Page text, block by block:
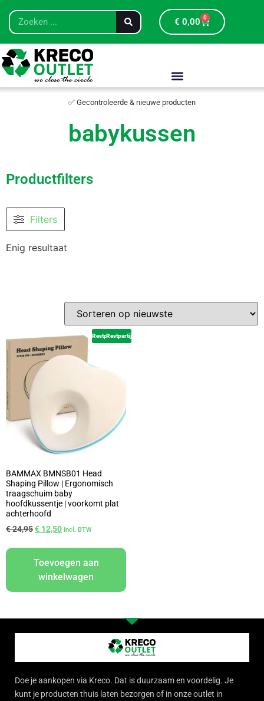
€ 0,00 0
✅ Gecontroleerde & nieuwe producten
babykussen
Productfilters
Filters
Enig resultaat
RestpartijRestpartij
BAMMAX BMNSB01 Head
Shaping Pillow | Ergonomisch
traagschuim baby
hoofdkussentje | voorkomt plat
achterhoofd
€24,95€ 12,50 Incl. BTW
Toevoegen aan
winkelwagen
Doe je aankopen via Kreco. Dat is duurzaam en voordelig. Je
kunt je producten thuis laten bezorgen of in onze outlet in